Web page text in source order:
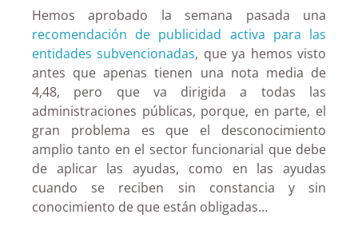
Hemos aprobado la semana pasada una
recomendación de publicidad activa para las
entidades subvencionadas, que ya hemos visto
antes que apenas tienen una nota media de
4,48, pero que va dirigida a todas las
administraciones públicas, porque, en parte, el
gran problema es que el desconocimiento
amplio tanto en el sector funcionarial que debe
de aplicar las ayudas, como en las ayudas
cuando se reciben sin constancia y sin
conocimiento de que están obligadas…